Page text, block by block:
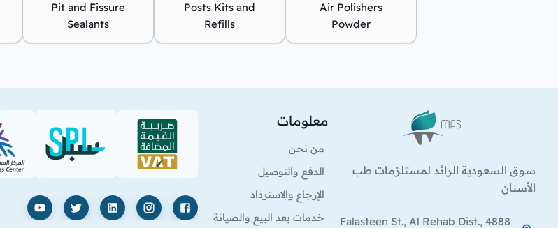
Air Polishers
Powder
Posts Kits and
Refills
Pit and Fissure
Sealants
الشعار
سوق السعودية الرائد لمستلزمات طب
الأسنان
4888 Falasteen St., Al Rehab Dist.,
معلومات
من نحن
الدفع والتوصيل
الإرجاع والاسترداد
خدمات بعد البيع والصيانة
VAT (PDF)
SPL (PDF)
فيسبوكإنستغراملينكدإن X يوتيوب